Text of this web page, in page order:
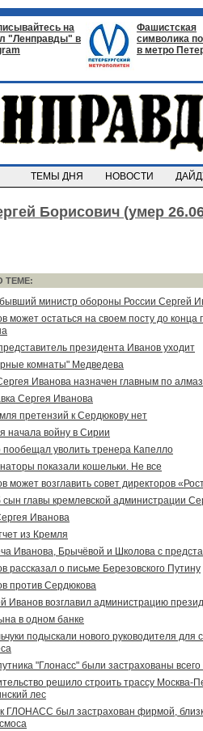
на
"Ленправды" в
Фашистская
символика
в метро
ТЕМЫ ДНЯ НОВОСТИ
Борисович (умер
ТЕМЕ:
министр обороны России Сергей
может остаться на своем посту до конца
президента Иванов уходит
комнаты" Медведева
Иванова назначен главным по
Сергея Иванова
претензий к Сердюкову нет
начала войну в Сирии
пообещал уволить тренера Капелло
показали кошельки. Не все
может возглавить совет директоров
сын главы кремлевской администрации
Иванова
из Кремля
Иванова, Брычёвой и Школова с
рассказал о письме Березовского Путину
против Сердюкова
Иванов возглавил администрацию
в одном банке
подыскали нового руководителя для
"Глонасс" были застрахованы
решило строить трассу Москва-
лес
ГЛОНАСС был застрахован фирмой,